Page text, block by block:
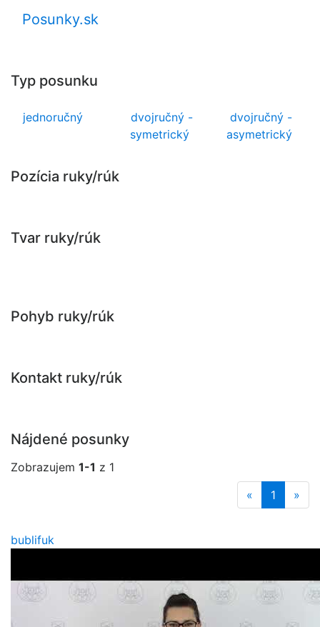
Posunky.sk
Typ posunku
jednoručný
dvojručný -
symetrický
dvojručný -
asymetrický
Pozícia ruky/rúk
Tvar ruky/rúk
Pohyb ruky/rúk
Kontakt ruky/rúk
Nájdené posunky
Zobrazujem 1-1 z 1
«
1 »
bublifuk